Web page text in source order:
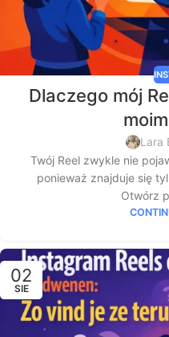
Dlaczego mój
Lara
Twój Reel zwykle nie
ponieważ znajduje się
Otwórz
02
SIE